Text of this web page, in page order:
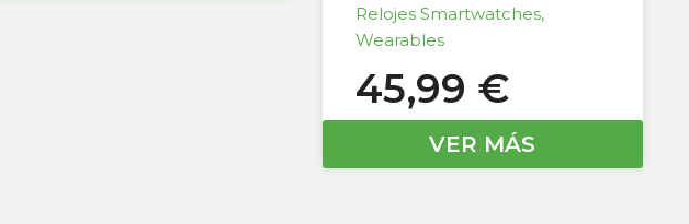
Relojes Smartwatches,
Wearables
45,99 €
VER MÁS